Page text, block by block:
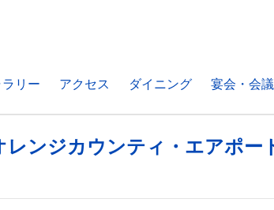
リー アクセス ダイニング 宴会・会議
ンジカウンティ・エアポー